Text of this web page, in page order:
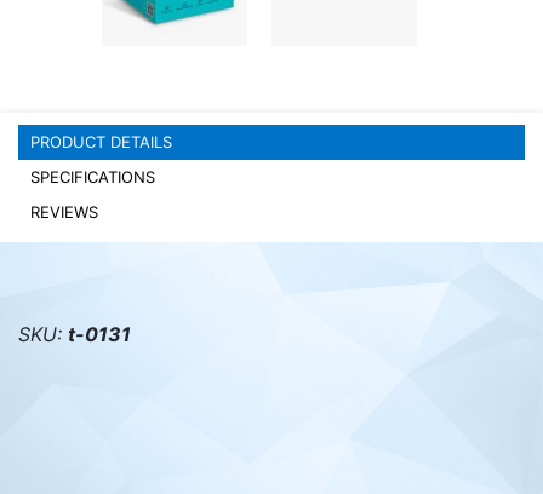
PC components
PRODUCT DETAILS
SPECIFICATIONS
REVIEWS
SKU: t-0131